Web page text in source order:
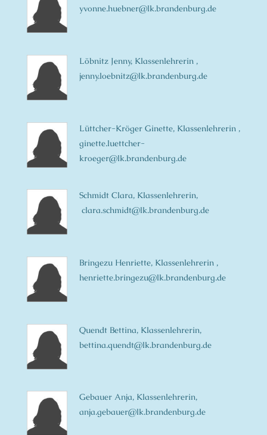
yvonne.huebner@lk.brandenburg.de
Löbnitz Jenny, Klassenlehrerin ,
jenny.loebnitz@lk.brandenburg.de
Lüttcher-Kröger Ginette, Klassenlehrerin ,
ginette.luettcher-
kroeger@lk.brandenburg.de
Schmidt Clara, Klassenlehrerin,
clara.schmidt@lk.brandenburg.de
Bringezu Henriette, Klassenlehrerin ,
henriette.bringezu@lk.brandenburg.de
Quendt Bettina, Klassenlehrerin,
bettina.quendt@lk.brandenburg.de
Gebauer Anja, Klassenlehrerin,
anja.gebauer@lk.brandenburg.de